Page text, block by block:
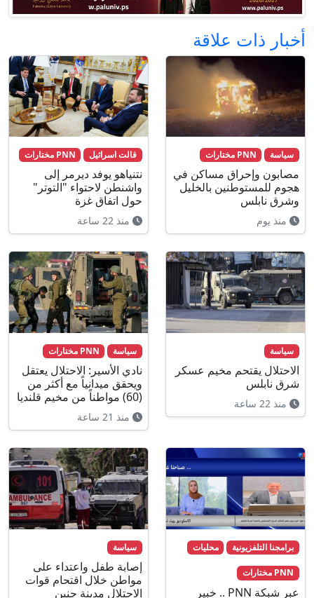
أخبار ذات علاقة
سياسة PNN مختارات
مصابون وإحراق مساكن في
هجوم للمستوطنين بالخليل
وشرق نابلس
منذ يوم
قالت اسرائيل PNN مختارات
نتنياهو يوفد ديرمر إلى
واشنطن لاحتواء "التوتر"
حول اتفاق غزة
منذ 22 ساعة
سياسة
الاحتلال يقتحم مخيم عسكر
شرق نابلس
منذ 22 ساعة
سياسة PNN مختارات
نادي الأسير: الاحتلال يعتقل
ويحقق ميدانياً مع أكثر من
(60) مواطناً من مخيم قلنديا
منذ 21 ساعة
برامجنا التلفزيونية محليات
PNN مختارات
عبر شبكة PNN .. خبير
سياسة
إصابة طفل واعتداء على
مواطن خلال اقتحام قوات
الاحتلال مدينة جنين